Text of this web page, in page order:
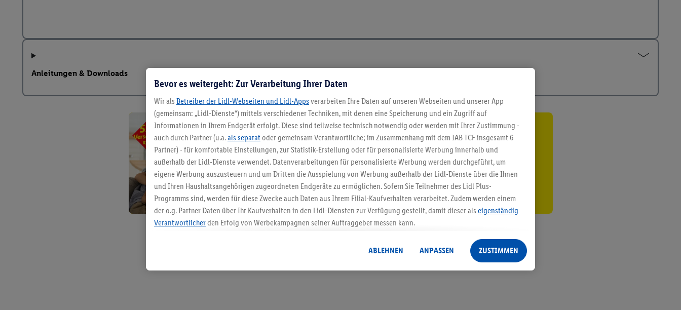
Anleitungen & Downloads
5.95 € Versand sparen³²ᵃ
Jetzt zum Newsletter anmelden
Gutschein sichern!
Bevor es weitergeht: Zur Verarbeitung Ihrer Daten
Wir als Betreiber der Lidl-Webseiten und Lidl-Apps verarbeiten Ihre Daten auf unseren Webseiten und unserer App
(gemeinsam: „Lidl-Dienste“) mittels verschiedener Techniken, mit denen eine Speicherung und ein Zugriff auf
Informationen in Ihrem Endgerät erfolgt. Diese sind teilweise technisch notwendig oder werden mit Ihrer Zustimmung -
auch durch Partner (u.a.als separat oder gemeinsam Verantwortliche; im Zusammenhang mit dem IAB TCF insgesamt 6
Partner) - für komfortable Einstellungen, zur Statistik-Erstellung oder für personalisierte Werbung innerhalb und
außerhalb der Lidl-Dienste verwendet. Datenverarbeitungen für personalisierte Werbung werden durchgeführt, um
eigene Werbung auszusteuern und um Dritten die Ausspielung von Werbung außerhalb der Lidl-Dienste über die Ihnen
und Ihren Haushaltsangehörigen zugeordneten Endgeräte zu ermöglichen. Sofern Sie Teilnehmer des Lidl Plus-
Programms sind, werden für diese Zwecke auch Daten aus Ihrem Filial-Kaufverhalten verarbeitet. Zudem werden einem
der o.g. Partner Daten über Ihr Kaufverhalten in den Lidl-Diensten zur Verfügung gestellt, damit dieser als eigenständig
Verantwortlicherden Erfolg von Werbekampagnen seiner Auftraggeber messen kann.
angereicherten Profilen. Dies umfasst die Zusammenführung von Daten (z.B. über Ihre Nutzung der Lidl-Dienste, Ihr
Kaufverhalten in den Lidl-Diensten, Informationen aus Ihrem Kundenkonto - z.B. Alter oder Geschlecht - sowie Ihre
genauen Standortdaten) auch über verschiedene Endgeräte und Lidl-Dienste hinweg einschließlich dem Speichern von
ABLEHNEN ANPASSEN ZUSTIMMEN